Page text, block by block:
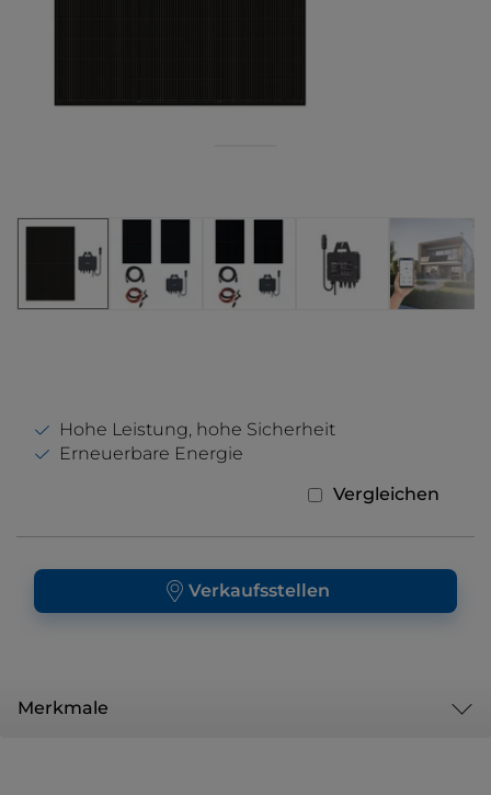
Hohe Leistung, hohe Sicherheit
Erneuerbare Energie
Vergleichen
Verkaufsstellen
Merkmale